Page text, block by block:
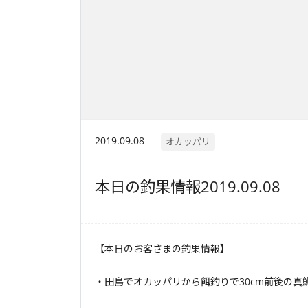
2019.09.08 オカッパリ
本日の釣果情報2019.09.08
【本日のお客さまの釣果情報】
・田島でオカッパリから餌釣りで30cm前後の真